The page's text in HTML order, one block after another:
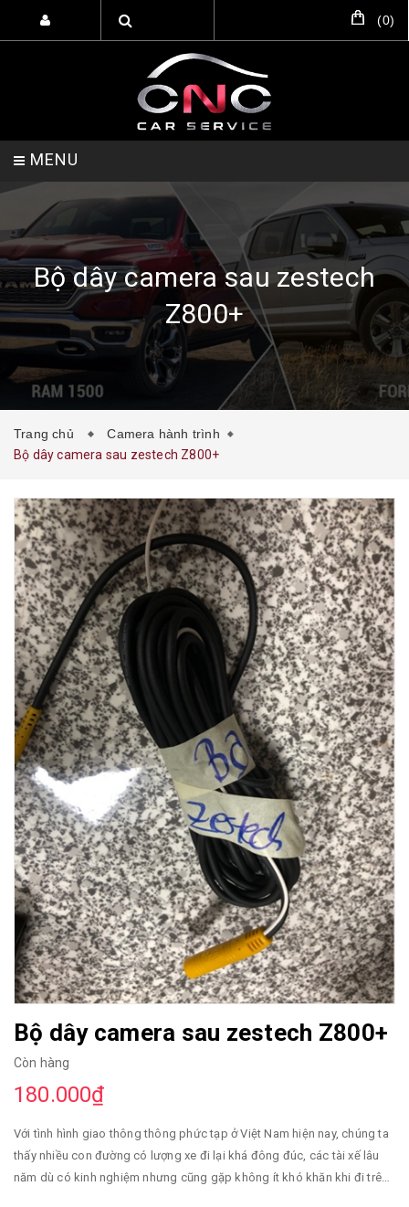
(0)
MENU
TRANG CHỦ DỊCH VỤ SẢN PHẨM
HỖ TRỢ SETUP GARA LIÊN HỆ
Bộ dây camera sau zestech
Z800+
Trang chủ
Camera hành trình
Bộ dây camera sau zestech Z800+
Bộ dây camera sau zestech Z800+
Còn hàng
180.000₫
Với tình hình giao thông thông phức tạp ở Việt Nam hiện nay, chúng ta
thấy nhiều con đường có lượng xe đi lại khá đông đúc, các tài xế lâu
năm dù có kinh nghiệm nhưng cũng gặp không ít khó khăn khi đi trên